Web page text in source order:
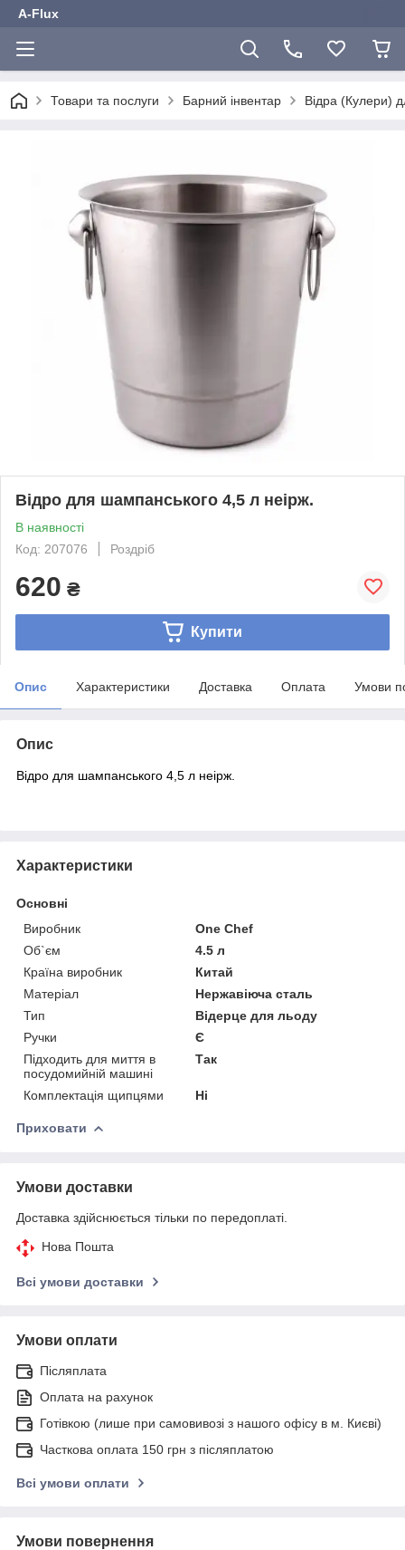
A-Flux
Товари та послуги Барний інвентар Відра (Кулери)
Відро для шампанського 4,5 л неірж.
В наявності
Код: 207076
Роздріб
620 ₴
Купити
Опис Характеристики Доставка Оплата Умови
Опис
Відро для шампанського 4,5 л неірж.
Характеристики
Основні
Виробник
One Chef
Об`єм
4.5 л
Країна виробник
Китай
Матеріал
Нержавіюча сталь
Тип
Відерце для льоду
Ручки
Є
Підходить для миття в
посудомийній машині
Так
Комплектація щипцями Ні
Приховати
Умови доставки
Доставка здійснюється тільки по передоплаті.
Нова Пошта
Всі умови доставки
Умови оплати
Післяплата
Оплата на рахунок
Готівкою (лише при самовивозі з нашого офісу в м. Києві)
Часткова оплата 150 грн з післяплатою
Всі умови оплати
Умови повернення